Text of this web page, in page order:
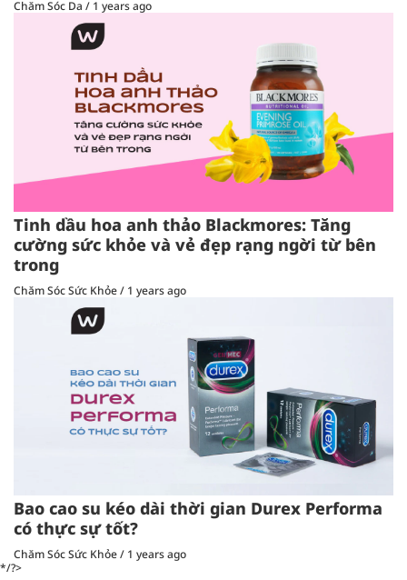
Chăm Sóc Da / 1 years ago
Tinh dầu hoa anh thảo Blackmores: Tăng
cường sức khỏe và vẻ đẹp rạng ngời từ bên
trong
Chăm Sóc Sức Khỏe/ 1 years ago
Bao cao su kéo dài thời gian Durex Performa
có thực sự tốt?
Chăm Sóc Sức Khỏe/ 1 years ago
*/?>